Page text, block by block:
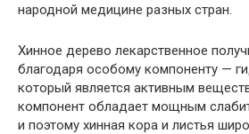
народной медицине разных стран.
Хинное дерево лекарственное
благодаря особому компоненту —
который является активным
компонент обладает мощным
и поэтому хинная кора и листья